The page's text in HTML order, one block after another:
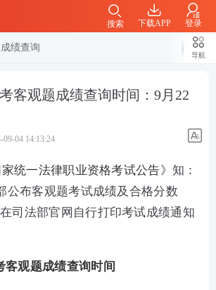
下载APP 登录
搜索
成绩查询
导航
客观题成绩查询时间：9月22
09-04 14:13:24
统一法律职业资格考试公告》知：
公布客观题考试成绩及合格分数
司法部官网自行打印考试成绩通知
客观题成绩查询时间